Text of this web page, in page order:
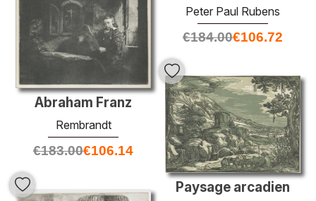
Peter Paul Rubens
€184.00€106.72
Abraham Franz
Rembrandt
€183.00€106.14
Paysage arcadien